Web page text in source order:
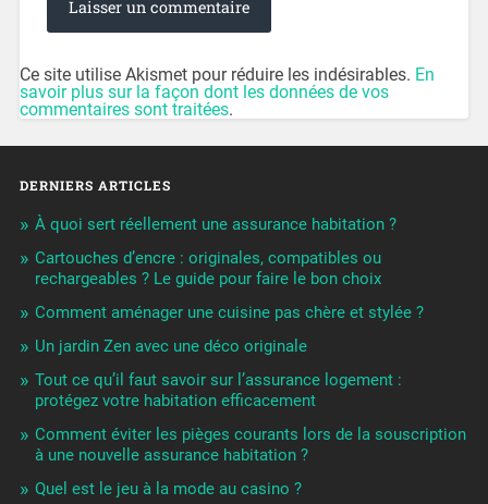
Ce site utilise Akismet pour réduire les indésirables. En
savoir plus sur la façon dont les données de vos
commentaires sont traitées.
DERNIERS ARTICLES
À quoi sert réellement une assurance habitation ?
Cartouches d’encre : originales, compatibles ou
rechargeables ? Le guide pour faire le bon choix
Comment aménager une cuisine pas chère et stylée ?
Un jardin Zen avec une déco originale
Tout ce qu’il faut savoir sur l’assurance logement :
protégez votre habitation efficacement
Comment éviter les pièges courants lors de la souscription
à une nouvelle assurance habitation ?
Quel est le jeu à la mode au casino ?